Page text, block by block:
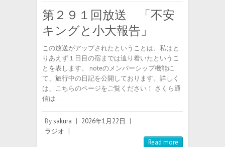
第２９１回放送 「不安
キングと小大報告」
この放送がアップされたということは、私はと
りあえず１日目の宿までは辿り着いたというこ
とを表します。 noteのメンバーシップ機能に
て、旅行中の日記を公開しております。詳しく
は、こちらのページをご覧ください！ さくら通
信は…
Bysakura | 2026年1月22日
|
ラジオ |
Read more